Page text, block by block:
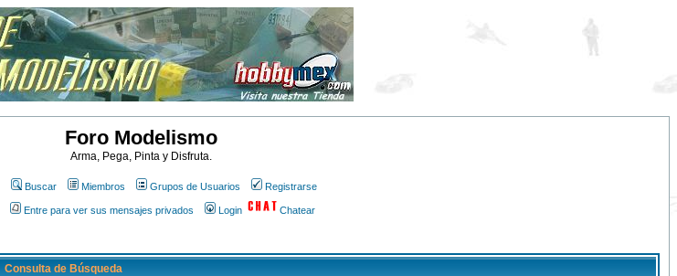
Foro Modelismo
Arma, Pega, Pinta y Disfruta.
Buscar Miembros Grupos de Usuarios Registrarse
Entre para ver sus mensajes privados Login Chatear
Consulta de Búsqueda